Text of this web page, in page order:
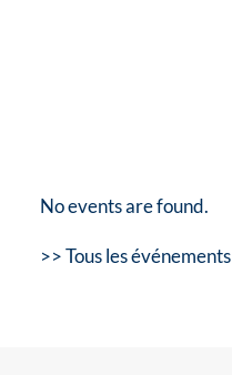
No events are found.
>> Tous les événements